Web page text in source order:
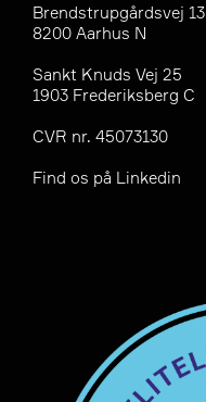
Brendstrupgårdsvej 13
8200 Aarhus N
Sankt Knuds Vej 25
1903 Frederiksberg C
CVR nr. 45073130
Find os på Linkedin